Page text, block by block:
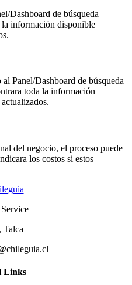
Dashboard de búsqueda
la información disponible
Panel/Dashboard de búsqueda
toda la información
del negocio, el proceso puede
los costos si estos
Talca
Links